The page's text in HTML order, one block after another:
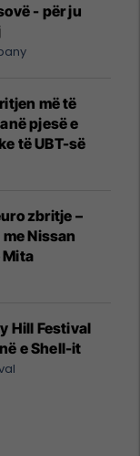
- për ju
më të
pjesë e
të UBT-së
zbritje –
Nissan
Mita
Hill Festival
e Shell-it